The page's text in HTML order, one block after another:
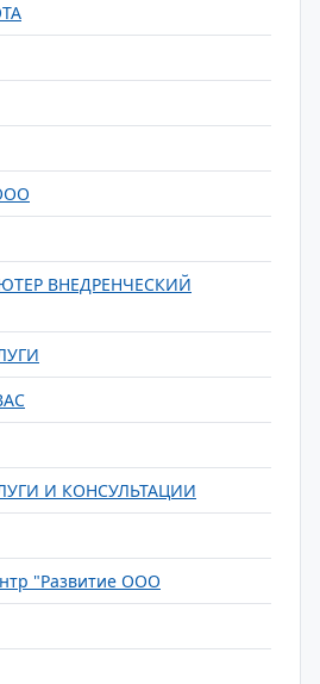
ВНЕДРЕНЧЕСКИЙ
И КОНСУЛЬТАЦИИ
"Развитие ООО